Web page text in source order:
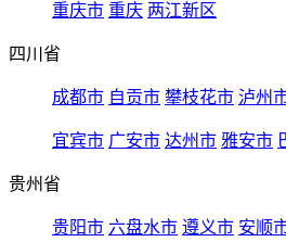
重庆市 重庆 两江新区
四川省
成都市 自贡市 攀枝花市 泸州
宜宾市 广安市 达州市 雅安市
贵州省
贵阳市 六盘水市 遵义市 安顺